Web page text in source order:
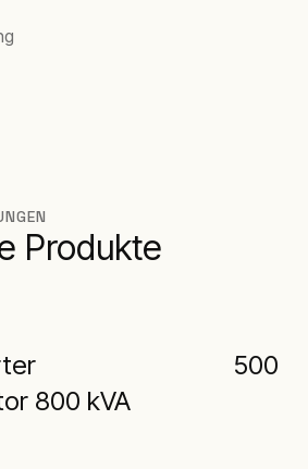
Produkte
800 kVA
500